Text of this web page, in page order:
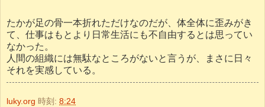
たかが足の骨一本折れただけなのだが、体全体に歪みがき
て、仕事はもとより日常生活にも不自由するとは思ってい
なかった。
人間の組織には無駄なところがないと言うが、まさに日々
それを実感している。
luky.org 時刻: 8:24